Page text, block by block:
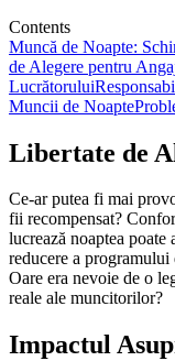
Contents
Muncă de Noapte:
de Alegere pentru
Lucrătorului
Muncii de Noapte
Libertate de
Ce-ar putea fi mai
fii recompensat?
lucrează noaptea
reducere a
Oare era nevoie de o
reale ale muncitorilor?
Impactul